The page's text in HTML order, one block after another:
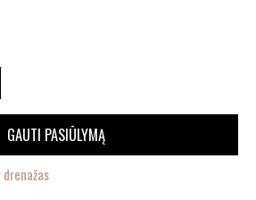
GAUTI PASIŪLYMĄ